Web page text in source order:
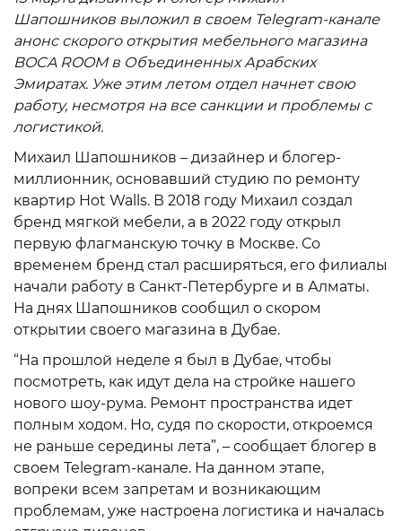
Шапошников выложил в своем Telegram-канале
анонс скорого открытия мебельного магазина
BOCA ROOM в Объединенных Арабских
Эмиратах. Уже этим летом отдел начнет свою
работу, несмотря на все санкции и проблемы с
логистикой.
Михаил Шапошников – дизайнер и блогер-
миллионник, основавший студию по ремонту
квартир Hot Walls. В 2018 году Михаил создал
бренд мягкой мебели, а в 2022 году открыл
первую флагманскую точку в Москве. Со
временем бренд стал расширяться, его филиалы
начали работу в Санкт-Петербурге и в Алматы.
На днях Шапошников сообщил о скором
открытии своего магазина в Дубае.
“На прошлой неделе я был в Дубае, чтобы
посмотреть, как идут дела на стройке нашего
нового шоу-рума. Ремонт пространства идет
полным ходом. Но, судя по скорости, откроемся
не раньше середины лета”, – сообщает блогер в
своем Telegram-канале. На данном этапе,
вопреки всем запретам и возникающим
проблемам, уже настроена логистика и началась